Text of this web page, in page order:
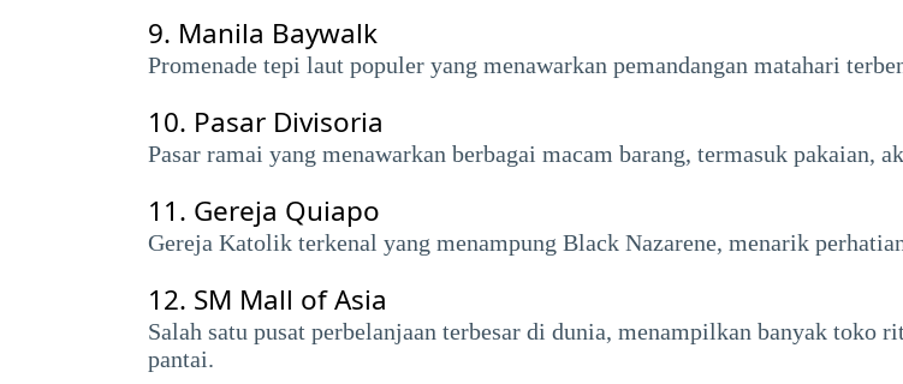
9. Manila Baywalk
Promenade tepi laut populer yang menawarkan pemandangan matahari
10. Pasar Divisoria
Pasar ramai yang menawarkan berbagai macam barang, termasuk pakaian,
11. Gereja Quiapo
Gereja Katolik terkenal yang menampung Black Nazarene, menarik
12. SM Mall of Asia
Salah satu pusat perbelanjaan terbesar di dunia, menampilkan banyak toko
pantai.